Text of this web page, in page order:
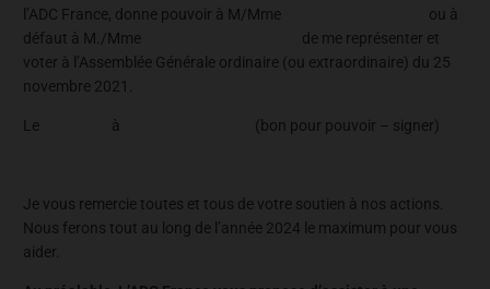
l’ADC France, donne pouvoir à M/Mme ou à
défaut à M./Mme de me représenter et
voter à l’Assemblée Générale ordinaire (ou extraordinaire) du 25
novembre 2021.
Le à (bon pour pouvoir – signer)
Je vous remercie toutes et tous de votre soutien à nos actions.
Nous ferons tout au long de l’année 2024 le maximum pour vous
aider.